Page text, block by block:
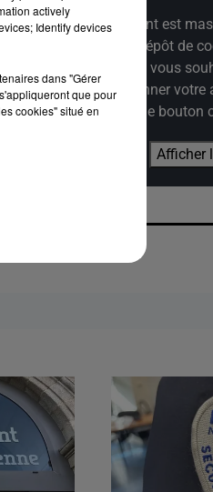
Cet élément est
refus du dépôt de
exprimé. Si vous
de nous donner
le bouton
Afficher
actively
Identify devices
dans "Gérer
que pour
cookies" situé en